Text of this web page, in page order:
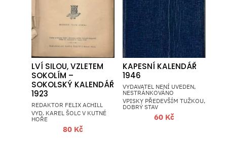
LVÍ SILOU, VZLETEM
SOKOLÍM –
SOKOLSKÝ KALENDÁŘ
1923
REDAKTOR FELIX ACHILL
VYD. KAREL ŠOLC V KUTNÉ
HOŘE
80 Kč
KAPESNÍ KALENDÁŘ
1946
VYDAVATEL NENÍ UVEDEN,
NESTRÁNKOVÁNO
VPISKY PŘEDEVŠÍM TUŽKOU,
DOBRÝ STAV
60 Kč